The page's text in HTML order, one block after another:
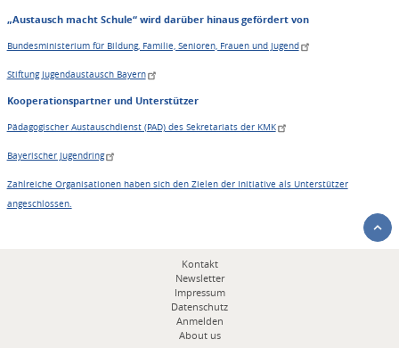
„Austausch macht Schule“ wird darüber hinaus gefördert von
Bundesministerium für Bildung, Familie, Senioren, Frauen und Jugend
Stiftung Jugendaustausch Bayern
Kooperationspartner und Unterstützer
Pädagogischer Austauschdienst (PAD) des Sekretariats der KMK
Bayerischer Jugendring
Zahlreiche Organisationen haben sich den Zielen der Initiative als Unterstützer
angeschlossen.
Kontakt
Newsletter
Impressum
Datenschutz
Anmelden
About us